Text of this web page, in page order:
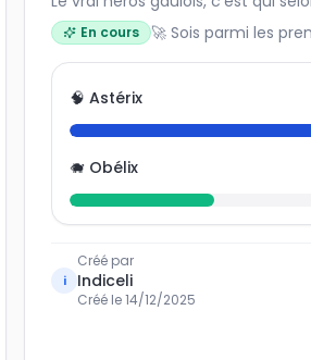
En cours 🚀 Sois parmi les
🧠 Astérix
🐗 Obélix
i
Créé par
Indiceli
Créé le14/12/2025